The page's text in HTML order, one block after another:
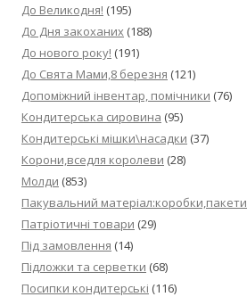
До Великодня! (195)
До Дня закоханих (188)
До нового року! (191)
До Свята Мами,8 березня (121)
Допоміжний інвентар, помічники (76)
Кондитерська сировина (95)
Кондитерські мішки\насадки (37)
Корони,вседля королеви (28)
Молди (853)
Пакувальний матеріал:коробки,пакети
Патріотичні товари (29)
Під замовлення (14)
Підложки та серветки (68)
Посипки кондитерські (116)